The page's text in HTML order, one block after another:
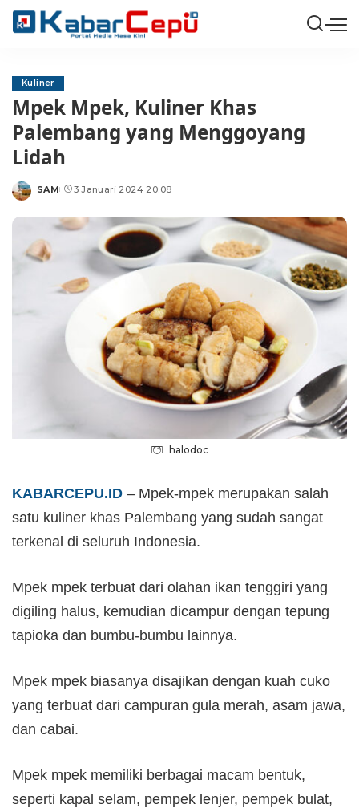
Kuliner
Mpek Mpek, Kuliner Khas
Palembang yang Menggoyang
Lidah
Posted
SAM 3 Januari 2024 20:08
halodoc
KABARCEPU.ID – Mpek-mpek merupakan salah
satu kuliner khas Palembang yang sudah sangat
terkenal di seluruh Indonesia.
Mpek mpek terbuat dari olahan ikan tenggiri yang
digiling halus, kemudian dicampur dengan tepung
tapioka dan bumbu-bumbu lainnya.
Mpek mpek biasanya disajikan dengan kuah cuko
yang terbuat dari campuran gula merah, asam jawa,
dan cabai.
Mpek mpek memiliki berbagai macam bentuk,
seperti kapal selam, pempek lenjer, pempek bulat,